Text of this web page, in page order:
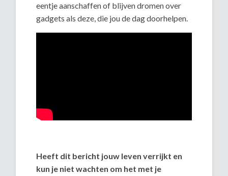
eentje aanschaffen of blijven dromen over
gadgets als deze, die jou de dag doorhelpen.
Heeft dit bericht jouw leven verrijkt en
kun je niet wachten om het met je